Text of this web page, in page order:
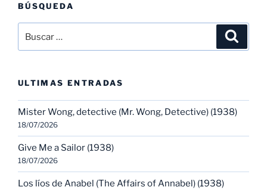
BÚSQUEDA
por:
ULTIMAS ENTRADAS
Mister Wong, detective (Mr. Wong, Detective) (1938)
18/07/2026
Give Me a Sailor (1938)
18/07/2026
Los líos de Anabel (The Affairs of Annabel) (1938)